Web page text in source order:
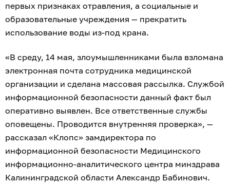
первых признаках отравления, а социальные и
образовательные учреждения — прекратить
использование воды из-под крана.
«В среду, 14 мая, злоумышленниками была взломана
электронная почта сотрудника медицинской
организации и сделана массовая рассылка. Службой
информационной безопасности данный факт был
оперативно выявлен. Все ответственные службы
оповещены. Проводится внутренняя проверка», —
рассказал «Клопс» замдиректора по
информационной безопасности Медицинского
информационно-аналитического центра минздрава
Калининградской области Александр Бабинович.